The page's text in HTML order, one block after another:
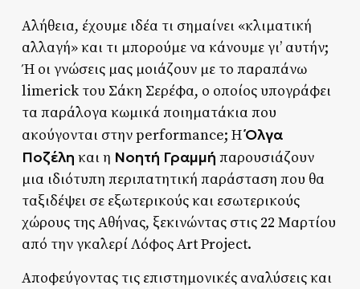
Αλήθεια, έχουμε ιδέα τι σημαίνει «κλιματική
αλλαγή» και τι μπορούμε να κάνουμε γι’ αυτήν;
Ή οι γνώσεις μας μοιάζουν με το παραπάνω
limerick του Σάκη Σερέφα, ο οποίος υπογράφει
τα παράλογα κωμικά ποιηματάκια που
ακούγονται στην performance; ΗΌλγα
Ποζέλη και η Νοητή Γραμμή παρουσιάζουν
μια ιδιότυπη περιπατητική παράσταση που θα
ταξιδέψει σε εξωτερικούς και εσωτερικούς
χώρους της Αθήνας, ξεκινώντας στις 22 Μαρτίου
από την γκαλερί Λόφος Art Project.
Αποφεύγοντας τις επιστημονικές αναλύσεις και